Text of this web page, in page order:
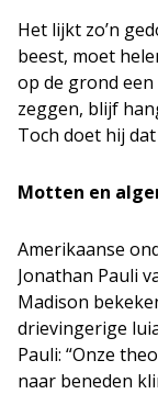
Het lijkt zo’n
beest, moet
op de grond
zeggen, blijf
Toch doet hij
Motten en
Amerikaanse
Jonathan Pauli
Madison
drievingerige
Pauli: “Onze
naar beneden